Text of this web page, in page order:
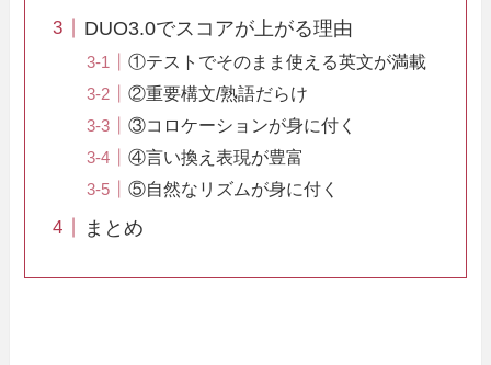
DUO3.0でスコアが上がる理由
①テストでそのまま使える英文が満載
②重要構文/熟語だらけ
③コロケーションが身に付く
④言い換え表現が豊富
⑤自然なリズムが身に付く
まとめ